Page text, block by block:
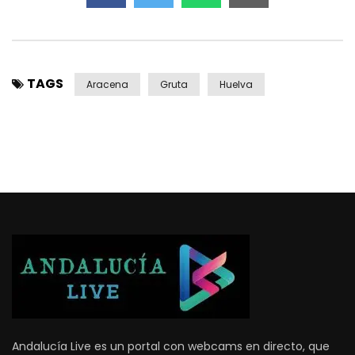
TAGS Aracena Gruta Huelva
Andalucía Live es un portal con webcams en directo, que